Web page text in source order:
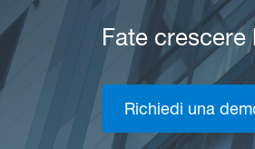
Fate
Richiedi una